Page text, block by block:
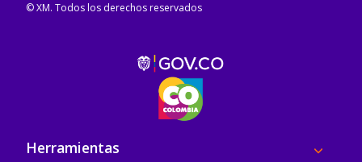
© XM. Todos los derechos reservados
Pie de página
Herramientas